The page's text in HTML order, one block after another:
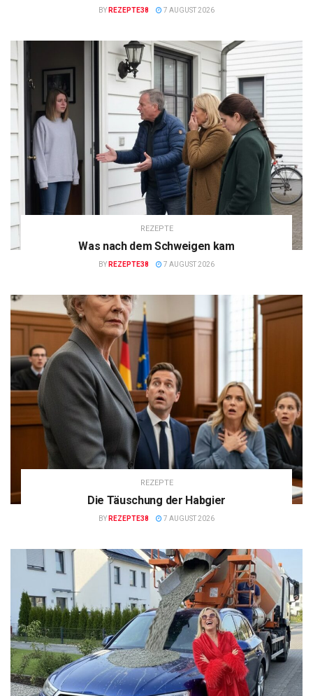
BY REZEPTE38 7 AUGUST 2026
REZEPTE
Was nach dem Schweigen kam
BY REZEPTE38 7 AUGUST 2026
REZEPTE
Die Täuschung der Habgier
BY REZEPTE38 7 AUGUST 2026